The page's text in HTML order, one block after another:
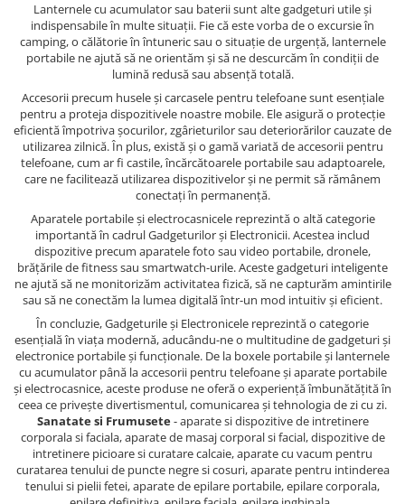
Lanternele cu acumulator sau baterii sunt alte gadgeturi utile și
indispensabile în multe situații. Fie că este vorba de o excursie în
camping, o călătorie în întuneric sau o situație de urgență, lanternele
portabile ne ajută să ne orientăm și să ne descurcăm în condiții de
lumină redusă sau absență totală.
Accesorii precum husele și carcasele pentru telefoane sunt esențiale
pentru a proteja dispozitivele noastre mobile. Ele asigură o protecție
eficientă împotriva șocurilor, zgârieturilor sau deteriorărilor cauzate de
utilizarea zilnică. În plus, există și o gamă variată de accesorii pentru
telefoane, cum ar fi castile, încărcătoarele portabile sau adaptoarele,
care ne facilitează utilizarea dispozitivelor și ne permit să rămânem
conectați în permanență.
Aparatele portabile și electrocasnicele reprezintă o altă categorie
importantă în cadrul Gadgeturilor și Electronicii. Acestea includ
dispozitive precum aparatele foto sau video portabile, dronele,
brățările de fitness sau smartwatch-urile. Aceste gadgeturi inteligente
ne ajută să ne monitorizăm activitatea fizică, să ne capturăm amintirile
sau să ne conectăm la lumea digitală într-un mod intuitiv și eficient.
În concluzie, Gadgeturile și Electronicele reprezintă o categorie
esențială în viața modernă, aducându-ne o multitudine de gadgeturi și
electronice portabile și funcționale. De la boxele portabile și lanternele
cu acumulator până la accesorii pentru telefoane și aparate portabile
și electrocasnice, aceste produse ne oferă o experiență îmbunătățită în
ceea ce privește divertismentul, comunicarea și tehnologia de zi cu zi.
Sanatate si Frumusete- aparate si dispozitive de intretinere
corporala si faciala, aparate de masaj corporal si facial, dispozitive de
intretinere picioare si curatare calcaie, aparate cu vacum pentru
curatarea tenului de puncte negre si cosuri, aparate pentru intinderea
tenului si pielii fetei, aparate de epilare portabile, epilare corporala,